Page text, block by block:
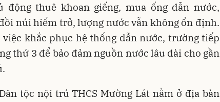
động thuê khoan giếng, mua ống dẫn nước,
núi hiểm trở, lượng nước vẫn không ổn định.
việc khắc phục hệ thống dẫn nước, trường tiếp
thứ 3 để bảo đảm nguồn nước lâu dài cho gần
tộc nội trú THCS Mường Lát nằm ở địa bàn